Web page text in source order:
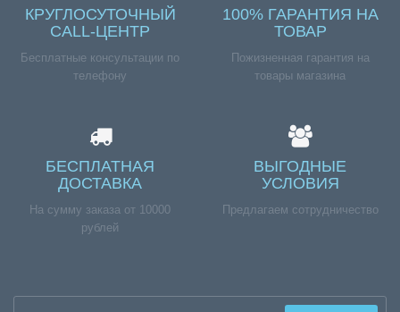
КРУГЛОСУТОЧНЫЙ
CALL-ЦЕНТР
Бесплатные консультации по
телефону
100% ГАРАНТИЯ НА
ТОВАР
Пожизненная гарантия на
товары магазина
БЕСПЛАТНАЯ
ДОСТАВКА
На сумму заказа от 10000
рублей
ВЫГОДНЫЕ
УСЛОВИЯ
Предлагаем сотрудничество